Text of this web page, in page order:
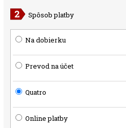
Spôsob platby
Na dobierku
Prevod na účet
Quatro
Online platby